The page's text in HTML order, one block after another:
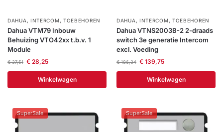
DAHUA , INTERCOM, TOEBEHOREN
Dahua VTM79 Inbouw
Behuizing VTO42xx t.b.v. 1
Module
€37,51 €28,25
Winkelwagen
DAHUA , INTERCOM, TOEBEHOREN
Dahua VTNS2003B-2 2-draads
switch 3e generatie Intercom
excl. Voeding
€186,34 €139,75
Winkelwagen
SuperSale SuperSale